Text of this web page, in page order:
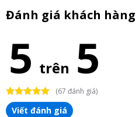
Đánh giá khách hàng
5 trên 5
(67 đánh giá)
Viết đánh giá